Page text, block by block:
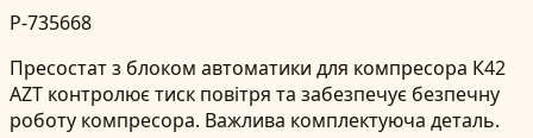
P-735668
Пресостат з блоком автоматики для компресора К42
AZT контролює тиск повітря та забезпечує безпечну
роботу компресора. Важлива комплектуюча деталь.